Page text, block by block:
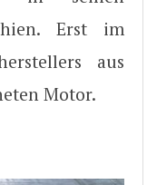
Erst im
aus
Motor.